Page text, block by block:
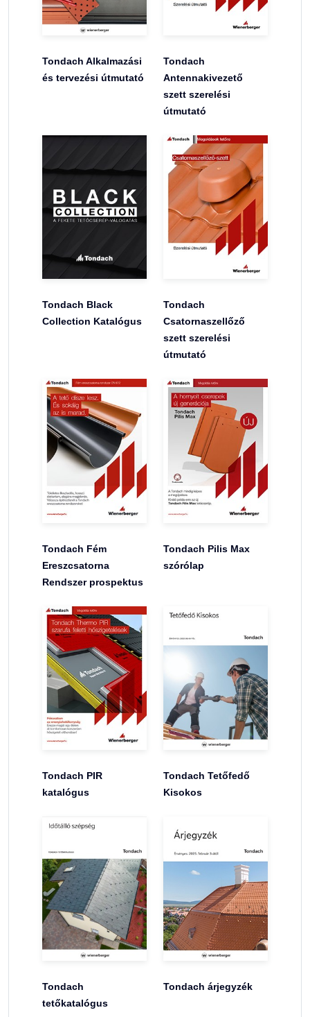
Tondach Alkalmazási
és tervezési útmutató
Tondach
Antennakivezető
szett szerelési
útmutató
Tondach Black
Collection Katalógus
Tondach
Csatornaszellőző
szett szerelési
útmutató
Tondach Fém
Ereszcsatorna
Rendszer prospektus
Tondach Pilis Max
szórólap
Tondach PIR
katalógus
Tondach Tetőfedő
Kisokos
Tondach
tetőkatalógus
Tondach árjegyzék